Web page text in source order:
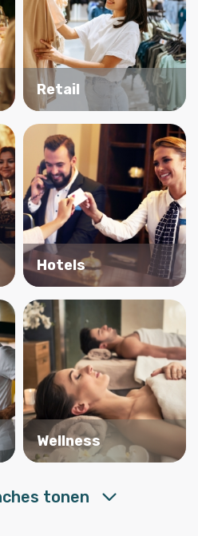
Retail
Hotels
Wellness
tonen